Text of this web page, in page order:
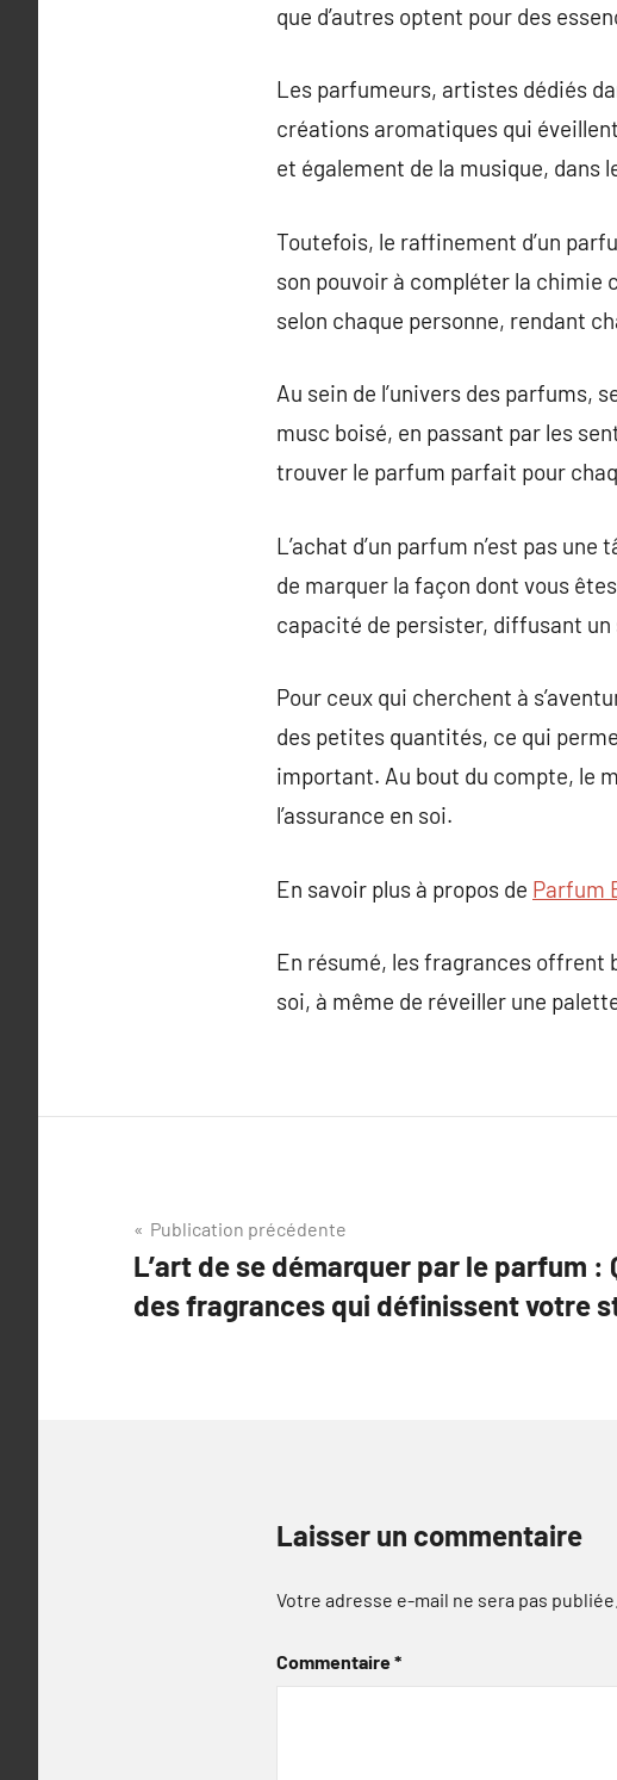
que d’autres optent pour des
Les parfumeurs, artistes dédiés
créations aromatiques qui
et également de la musique, dans
Toutefois, le raffinement d’un
son pouvoir à compléter la chimie
selon chaque personne, rendant
Au sein de l’univers des parfums,
musc boisé, en passant par les
trouver le parfum parfait pour
L’achat d’un parfum n’est pas
de marquer la façon dont vous
capacité de persister, diffusant
Pour ceux qui cherchent à
des petites quantités, ce qui
important. Au bout du compte, le
l’assurance en soi.
En savoir plus à propos de Parfum
En résumé, les fragrances offrent
soi, à même de réveiller une
Navigation
de
l’article
Publication précédente
L’art de se démarquer par le parfum :
des fragrances qui définissent votre
Laisser un commentaire
Votre adresse e-mail ne sera pas publiée.
Commentaire*